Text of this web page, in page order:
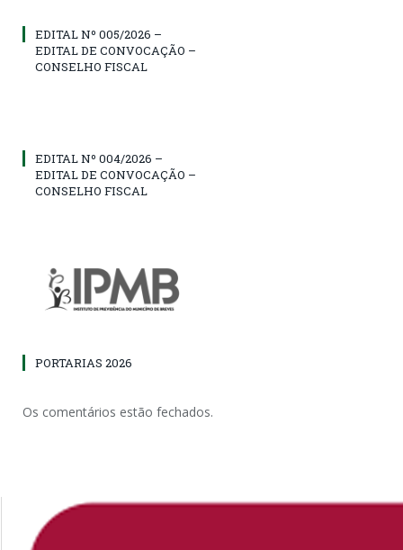
EDITAL Nº 005/2026 –
EDITAL DE CONVOCAÇÃO –
CONSELHO FISCAL
EDITAL Nº 004/2026 –
EDITAL DE CONVOCAÇÃO –
CONSELHO FISCAL
PORTARIAS 2026
Os comentários estão fechados.